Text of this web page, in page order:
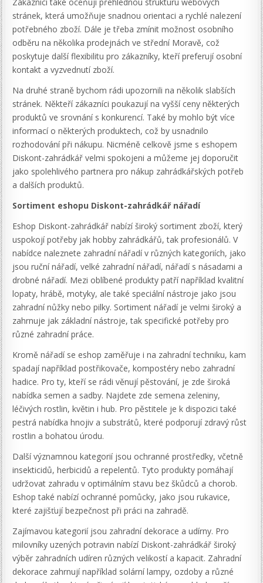
stránek, která umožňuje snadnou orientaci a rychlé nalezení
potřebného zboží. Dále je třeba zmínit možnost osobního
odběru na několika prodejnách ve střední Moravě, což
poskytuje další flexibilitu pro zákazníky, kteří preferují osobní
kontakt a vyzvednutí zboží.
Na druhé straně bychom rádi upozornili na několik slabších
stránek. Někteří zákazníci poukazují na vyšší ceny některých
produktů ve srovnání s konkurencí. Také by mohlo být více
informací o některých produktech, což by usnadnilo
rozhodování při nákupu. Nicméně celkově jsme s eshopem
Diskont-zahrádkář velmi spokojeni a můžeme jej doporučit
jako spolehlivého partnera pro nákup zahrádkářských potřeb
a dalších produktů.
Sortiment eshopu Diskont-zahrádkář nářadí
Eshop Diskont-zahrádkář nabízí široký sortiment zboží, který
uspokojí potřeby jak hobby zahrádkářů, tak profesionálů. V
nabídce naleznete zahradní nářadí v různých kategoriích, jako
jsou ruční nářadí, velké zahradní nářadí, nářadí s násadami a
drobné nářadí. Mezi oblíbené produkty patří například kvalitní
lopaty, hrábě, motyky, ale také speciální nástroje jako jsou
zahradní nůžky nebo pilky. Sortiment nářadí je velmi široký a
zahrnuje jak základní nástroje, tak specifické potřeby pro
různé zahradní práce.
Kromě nářadí se eshop zaměřuje i na zahradní techniku, kam
spadají například postřikovače, kompostéry nebo zahradní
hadice. Pro ty, kteří se rádi věnují pěstování, je zde široká
nabídka semen a sadby. Najdete zde semena zeleniny,
léčivých rostlin, květin i hub. Pro pěstitele je k dispozici také
pestrá nabídka hnojiv a substrátů, které podporují zdravý růst
rostlin a bohatou úrodu.
Další významnou kategorií jsou ochranné prostředky, včetně
insekticidů, herbicidů a repelentů. Tyto produkty pomáhají
udržovat zahradu v optimálním stavu bez škůdců a chorob.
Eshop také nabízí ochranné pomůcky, jako jsou rukavice,
které zajišťují bezpečnost při práci na zahradě.
Zajímavou kategorií jsou zahradní dekorace a udírny. Pro
milovníky uzených potravin nabízí Diskont-zahrádkář široký
výběr zahradních udíren různých velikostí a kapacit. Zahradní
dekorace zahrnují například solární lampy, ozdoby a různé